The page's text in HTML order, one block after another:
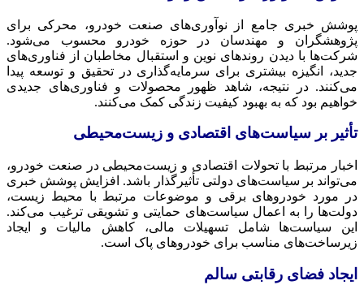
پوشش خبری جامع از نوآوری‌های صنعت خودرو، محرکی برای
پژوهشگران و مهندسان در حوزه خودرو محسوب می‌شود.
شرکت‌ها با دیدن روندهای نوین و استقبال مخاطبان از فناوری‌های
جدید، انگیزه بیشتری برای سرمایه‌گذاری در تحقیق و توسعه پیدا
می‌کنند. در نتیجه، شاهد ظهور محصولات و فناوری‌های جدیدی
خواهیم بود که به بهبود کیفیت زندگی کمک می‌کنند.
تأثیر بر سیاست‌های اقتصادی و زیست‌محیطی
اخبار مرتبط با تحولات اقتصادی و زیست‌محیطی در صنعت خودرو،
می‌تواند بر سیاست‌های دولتی تأثیرگذار باشد. افزایش پوشش خبری
در مورد خودروهای برقی و موضوعات مرتبط با محیط زیست،
دولت‌ها را به اعمال سیاست‌های حمایتی و تشویقی ترغیب می‌کند.
این سیاست‌ها شامل تسهیلات مالی، کاهش مالیات و ایجاد
زیرساخت‌های مناسب برای خودروهای پاک است.
ایجاد فضای رقابتی سالم